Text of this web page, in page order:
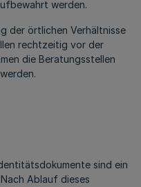
werden.
der örtlichen Verhältnisse
rechtzeitig vor der
die Beratungsstellen
sind ein
Ablauf dieses